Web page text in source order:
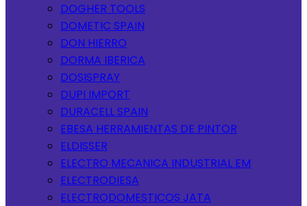
DOGHER TOOLS
DOMETIC SPAIN
DON HIERRO
DORMA IBERICA
DOSISPRAY
DUPI IMPORT
DURACELL SPAIN
EBESA HERRAMIENTAS DE PINTOR
ELDISSER
ELECTRO MECANICA INDUSTRIAL EM
ELECTRODIESA
ELECTRODOMESTICOS JATA